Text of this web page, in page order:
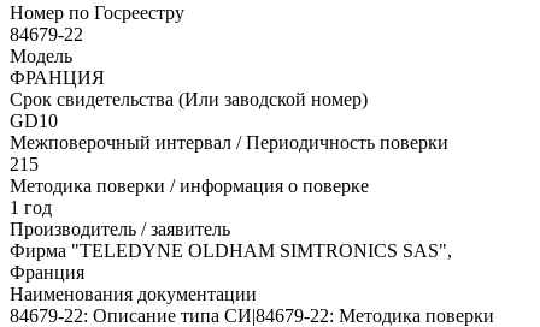
Номер по Госреестру
84679-22
Модель
ФРАНЦИЯ
Срок свидетельства (Или заводской номер)
GD10
Межповерочный интервал / Периодичность поверки
215
Методика поверки / информация о поверке
1 год
Производитель / заявитель
Фирма "TELEDYNE OLDHAM SIMTRONICS SAS",
Франция
Наименования документации
84679-22: Описание типа СИ|84679-22: Методика поверки